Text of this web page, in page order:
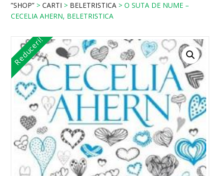
”SHOP” >CARTI > BELETRISTICA > O SUTA DE NUME –
CECELIA AHERN, BELETRISTICA
Reduceri!